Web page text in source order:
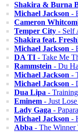
Shakira & Burna
Michael Jackson -
Cameron
Temper City - Self
Shakira feat.
Michael Jackson -
DA TI - Take Me
Rammstein - Du
Michael Jackson -
Michael Jackson -
Dua Lipa -
Eminem - Just
Lady Gaga -
Michael Jackson -
Abba - The Winner